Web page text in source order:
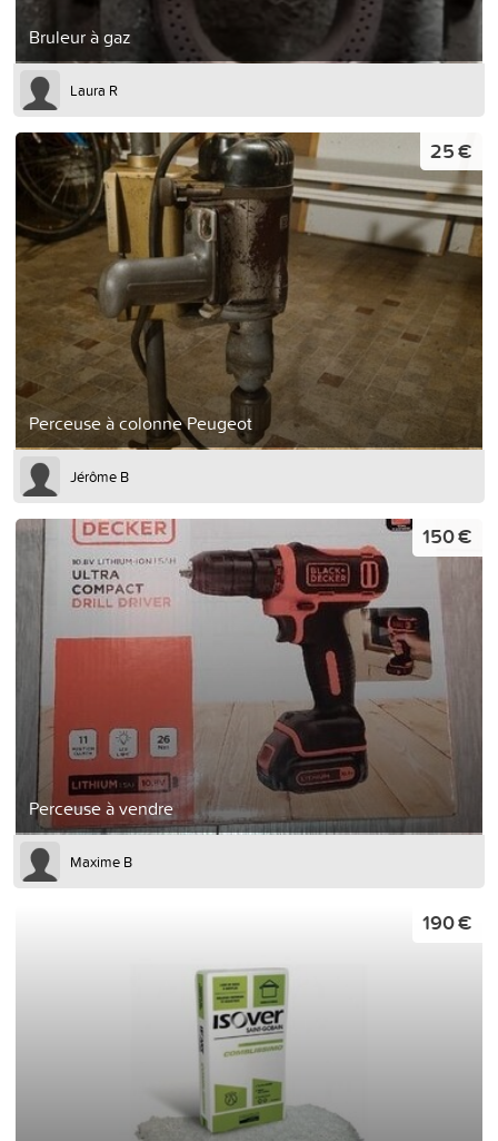
Bruleur à gaz
Laura R
Perceuse à colonne Peugeot
25 €
Jérôme B
Perceuse à vendre
150 €
Maxime B
190 €